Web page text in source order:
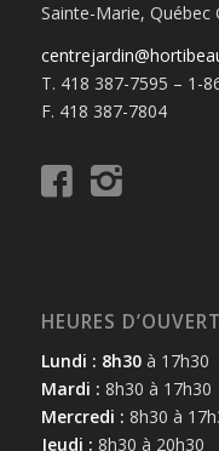
Sainte-Marie, Québec
T. 418 387-7595 – 1-
F. 418 387-7804
HEURES
Lundi : 8h30à 17h30
Mardi : 8h30 à 17h30
Mercredi : 8h30 à
Jeudi : 8h30 à 20h30